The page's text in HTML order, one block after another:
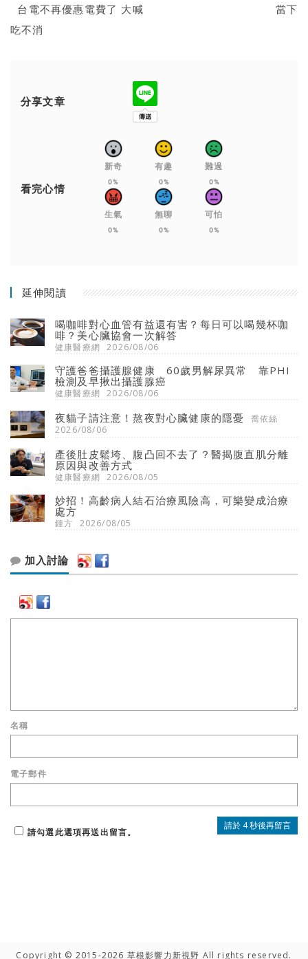
台電不再優惠電費了 大喊
吃不消
當下
分享文章
看完心情
新奇
0%
有趣
0%
難過
0%
生氣
0%
無聊
0%
可怕
0%
延伸閱讀
喝咖啡對心血管有益還有害？每日可以喝幾杯咖
啡？美心臟協會一次解答
健康醫療網 2026/08/06
守護爸爸攝護腺健康 60歲男解尿異常 靠PHI
檢測及早揪出攝護腺癌
健康醫療網 2026/08/06
夜貓子請注意！熬夜對心臟健康的隱憂
喬依絲
2026/08/06
產後肚皮鬆垮、腹凸回不去了？醫揭腹直肌分離
原因與改善方式
健康醫療網 2026/08/05
妙招！高齡病人結石治療風險高，可樂變成治療
處方
鍾方 2026/08/05
加入討論
名稱
電子郵件
請勾選此選項再送出留言。
Copyright © 2015-2026 草根影響力新視野 All rights reserved.